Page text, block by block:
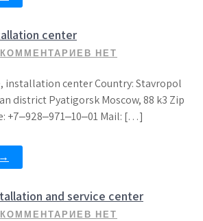
center
КОММЕНТАРИЕВ НЕТ
installation center Country: Stavropol
district Pyatigorsk Moscow, 88 k3 Zip
+7‒928‒971‒10‒01 Mail: […]
and service center
КОММЕНТАРИЕВ НЕТ